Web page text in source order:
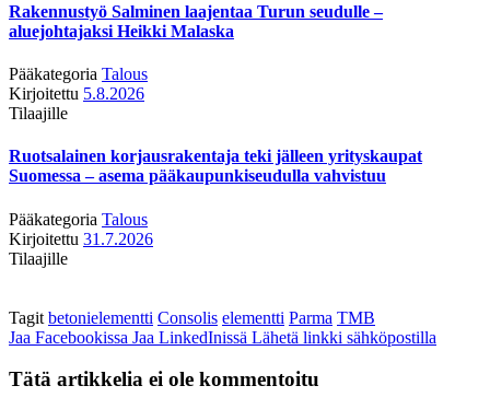
Rakennustyö Salminen laajentaa Turun seudulle –
aluejohtajaksi Heikki Malaska
Pääkategoria Talous
Kirjoitettu 5.8.2026
Tilaajille
Ruotsalainen korjausrakentaja teki jälleen yrityskaupat
Suomessa – asema pääkaupunkiseudulla vahvistuu
Pääkategoria Talous
Kirjoitettu 31.7.2026
Tilaajille
Tagit betonielementti Consolis elementti Parma TMB
Jaa Facebookissa Jaa LinkedInissä Lähetä linkki sähköpostilla
Tätä artikkelia ei ole kommentoitu